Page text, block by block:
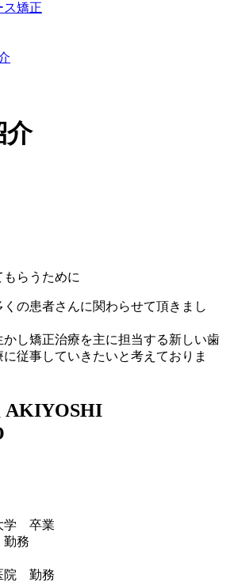
ス矯正
介
らうために
くの患者さんに関わらせて頂きまし
し矯正治療を主に担当する新しい歯
従事していきたいと考えておりま
AKIYOSHI
学 卒業
務
院 勤務